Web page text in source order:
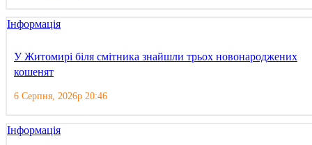
Інформація
У Житомирі біля смітника знайшли трьох новонароджених
кошенят
6 Серпня, 2026р 20:46
Інформація